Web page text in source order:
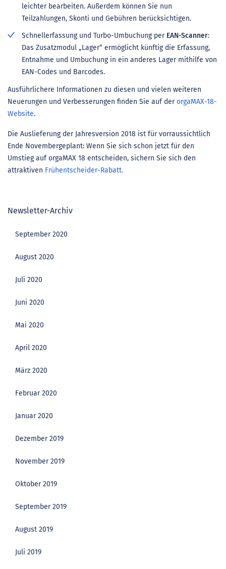
leichter bearbeiten. Außerdem können Sie nun
Teilzahlungen, Skonti und Gebühren berücksichtigen.
Schnellerfassung und Turbo-Umbuchung per EAN-Scanner:
Das Zusatzmodul „Lager“ ermöglicht künftig die Erfassung,
Entnahme und Umbuchung in ein anderes Lager mithilfe von
EAN-Codes und Barcodes.
Ausführlichere Informationen zu diesen und vielen weiteren
Neuerungen und Verbesserungen finden Sie auf derorgaMAX-18-
Website.
Die Auslieferung der Jahresversion 2018 ist für vorraussichtlich
Ende Novembergeplant: Wenn Sie sich schon jetzt für den
Umstieg auf orgaMAX 18 entscheiden, sichern Sie sich den
attraktiven Frühentscheider-Rabatt.
Newsletter-Archiv
September 2020
August 2020
Juli 2020
Juni 2020
Mai 2020
April 2020
März 2020
Februar 2020
Januar 2020
Dezember 2019
November 2019
Oktober 2019
September 2019
August 2019
Juli 2019